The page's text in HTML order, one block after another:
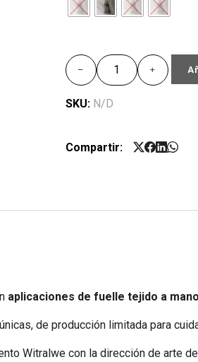
SKU: N/D
Compartir:
aplicaciones de fuelle tejido a
de producción limitada para
Witralwe con la dirección de arte